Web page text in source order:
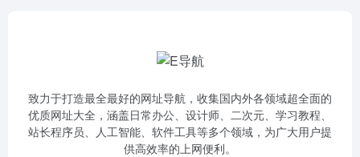
致力于打造最全最好的网址导航，收集国内外各领域超全面的
优质网址大全，涵盖日常办公、设计师、二次元、学习教程、
站长程序员、人工智能、软件工具等多个领域，为广大用户提
供高效率的上网便利。